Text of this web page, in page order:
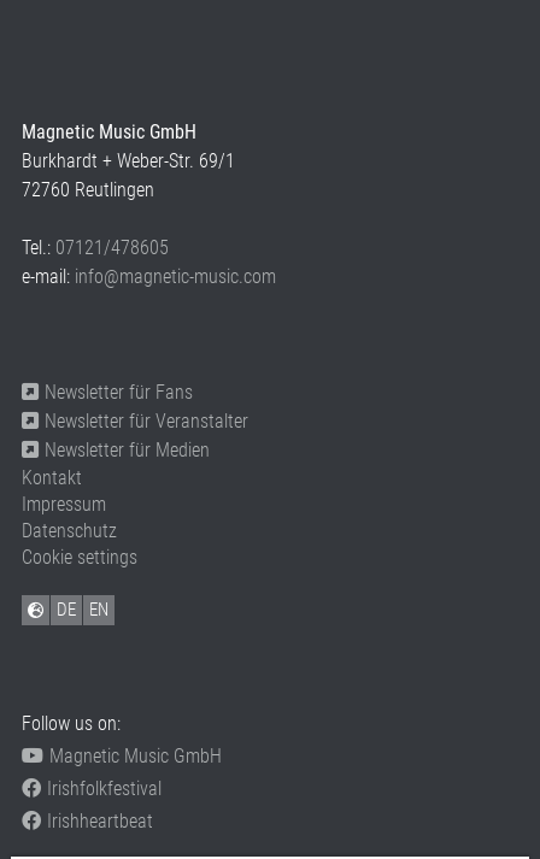
Magnetic Music GmbH
Burkhardt + Weber-Str. 69/1
72760 Reutlingen
Tel.: 07121/478605
e-mail: info@magnetic-music.com
Newsletter für Fans
Newsletter für Veranstalter
Newsletter für Medien
Kontakt
Impressum
Datenschutz
Cookie settings
DE EN
Follow us on:
Magnetic Music GmbH
Irishfolkfestival
Irishheartbeat